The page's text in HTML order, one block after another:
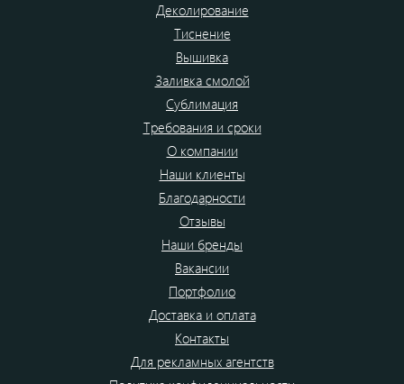
Деколирование
Тиснение
Вышивка
Заливка смолой
Сублимация
Требования и сроки
О компании
Наши клиенты
Благодарности
Отзывы
Наши бренды
Вакансии
Портфолио
Доставка и оплата
Контакты
Для рекламных агентств